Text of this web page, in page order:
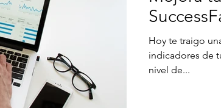
Hoy te traigo
indicadores de
nivel de...